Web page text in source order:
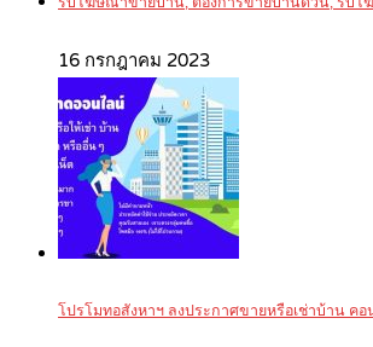
16 กรกฎาคม 2023
โปรโมทอสังหาฯ ลงประกาศขายหรือเช่าบ้าน ค